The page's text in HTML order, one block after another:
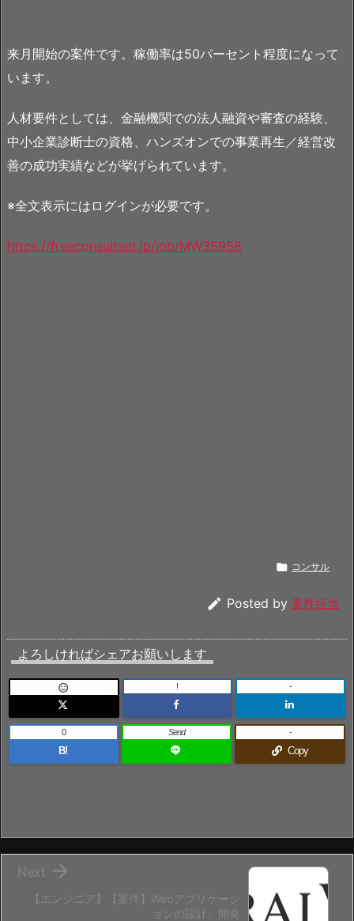
来月開始の案件です。稼働率は50パーセント程度になって
います。
人材要件としては、金融機関での法人融資や審査の経験、
中小企業診断士の資格、ハンズオンでの事業再生／経営改
善の成功実績などが挙げられています。
※全文表示にはログインが必要です。
https://freeconsultant.jp/job/MW35958
 コンサル
 Posted by 案件担当
よろしければシェアお願いします
 ! -
B!
0 Send
Copy
-
【エンジニア】【案件】Webアプリケーシ
ョンの設計、開発

Next